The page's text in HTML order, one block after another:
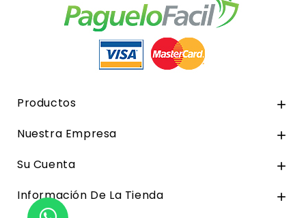
Productos 
Nuestra Empresa 
Su Cuenta 
Información De La Tienda 